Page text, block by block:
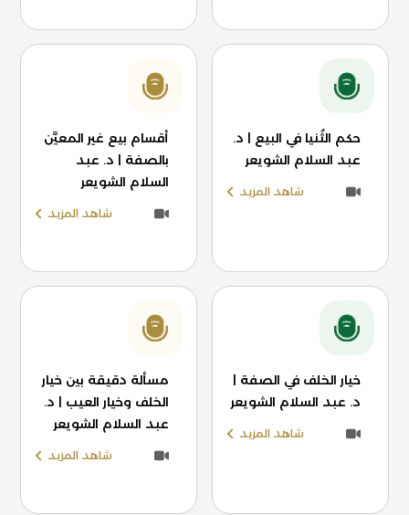
حكم الثُنيا في البيع | د.
عبد السلام الشويعر
شاهد المزيد
أقسام بيع غير المعيَّن
بالصفة | د. عبد
السلام الشويعر
شاهد المزيد
خيار الخلف في الصفة |
د. عبد السلام الشويعر
شاهد المزيد
مسألة دقيقة بين خيار
الخلف وخيار العيب | د.
عبد السلام الشويعر
شاهد المزيد